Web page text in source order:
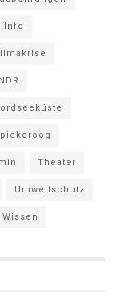
Info
NDR
Theater
Umweltschutz
Wissen